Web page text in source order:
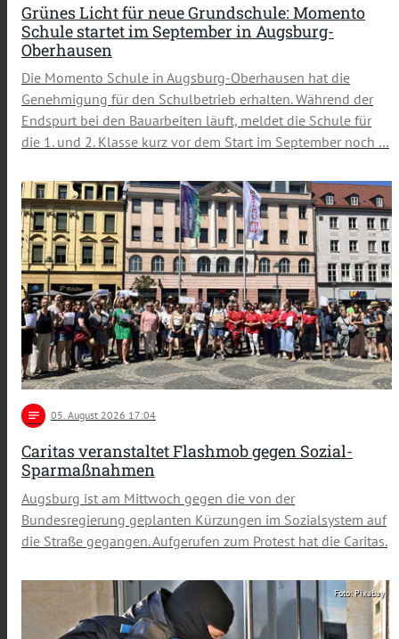
Grünes Licht für neue Grundschule: Momento
Schule startet im September in Augsburg-
Oberhausen
Die Momento Schule in Augsburg-Oberhausen hat die
Genehmigung für den Schulbetrieb erhalten. Während der
Endspurt bei den Bauarbeiten läuft, meldet die Schule für
die 1. und 2. Klasse kurz vor dem Start im September noch …
notes 05. August 2026 17:04
Caritas veranstaltet Flashmob gegen Sozial-
Sparmaßnahmen
Augsburg ist am Mittwoch gegen die von der
Bundesregierung geplanten Kürzungen im Sozialsystem auf
die Straße gegangen. Aufgerufen zum Protest hat die Caritas.
Foto: Pixabay